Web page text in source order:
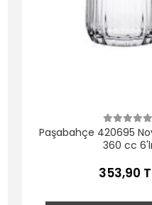
Paşabahçe 420695
360 cc 6'lı
353,90